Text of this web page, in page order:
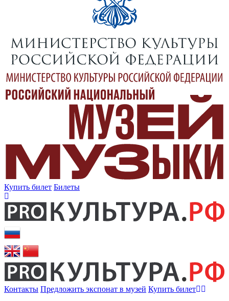
Купить билет Билеты
Контакты Предложить экспонат в музей Купить билет